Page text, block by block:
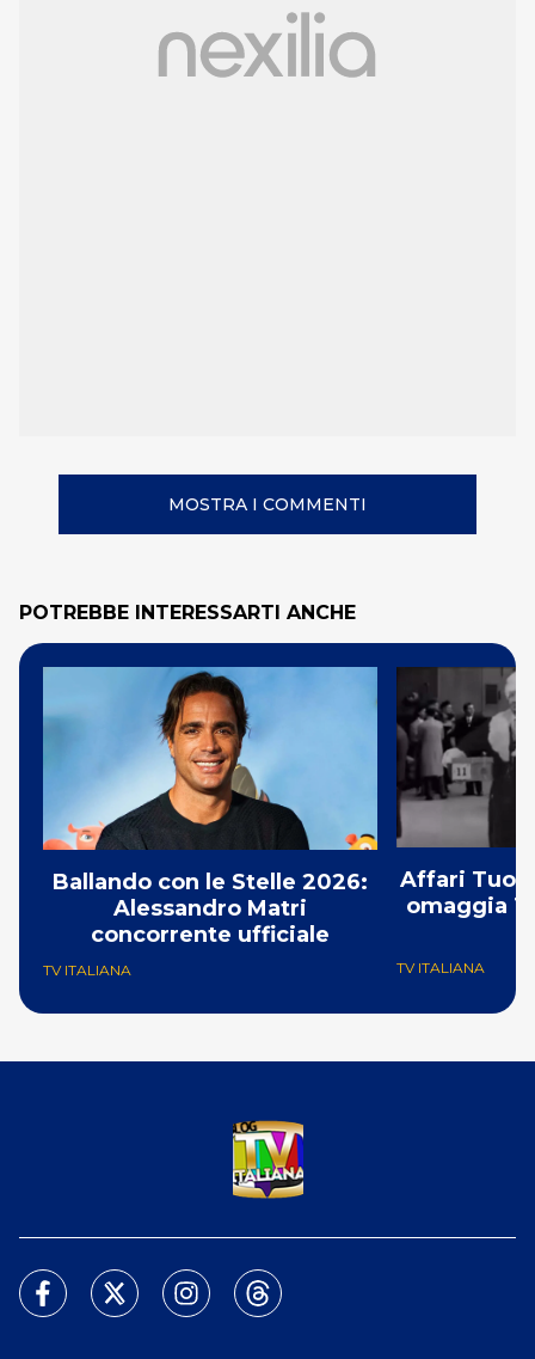
MOSTRA I COMMENTI
POTREBBE INTERESSARTI ANCHE
Ballando con le Stelle 2026:
Alessandro Matri
concorrente ufficiale
TV ITALIANA
Affari Tuoi
omaggia
TV ITALIANA